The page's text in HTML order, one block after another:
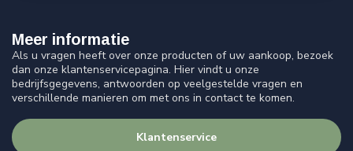
Meer informatie
Als u vragen heeft over onze producten of uw aankoop, bezoek
dan onze klantenservicepagina. Hier vindt u onze
bedrijfsgegevens, antwoorden op veelgestelde vragen en
verschillende manieren om met ons in contact te komen.
Klantenservice